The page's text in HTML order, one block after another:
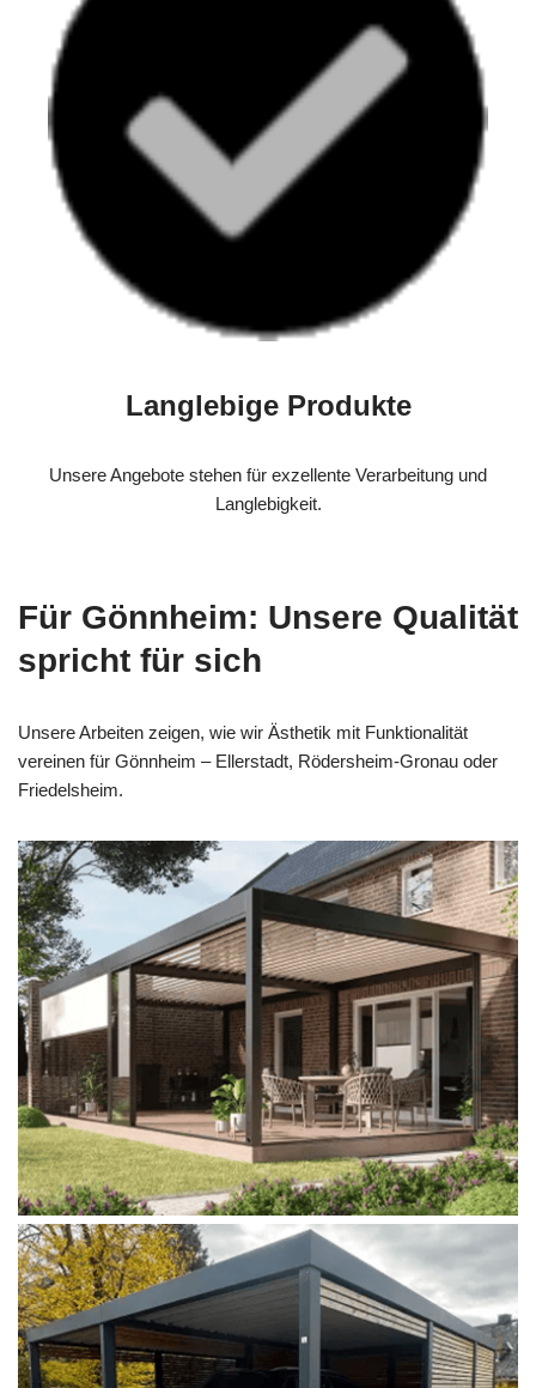
Langlebige Produkte
Unsere Angebote stehen für exzellente Verarbeitung und
Langlebigkeit.
Für Gönnheim: Unsere Qualität
spricht für sich
Unsere Arbeiten zeigen, wie wir Ästhetik mit Funktionalität
vereinen für Gönnheim – Ellerstadt, Rödersheim-Gronau oder
Friedelsheim.